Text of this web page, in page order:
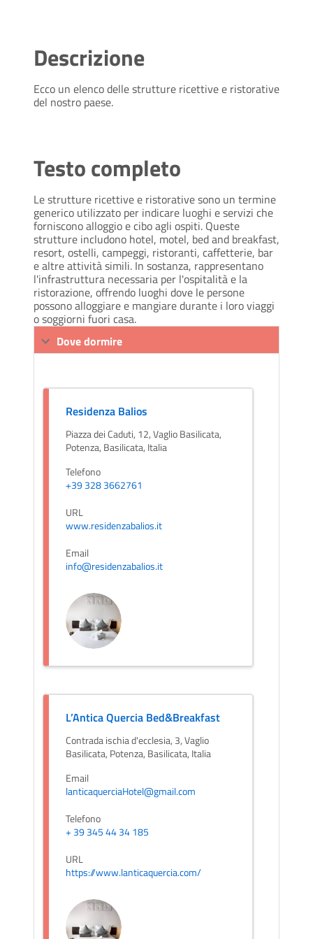
Descrizione
Ecco un elenco delle strutture ricettive e ristorative
del nostro paese.
Testo completo
Le strutture ricettive e ristorative sono un termine
generico utilizzato per indicare luoghi e servizi che
forniscono alloggio e cibo agli ospiti. Queste
strutture includono hotel, motel, bed and breakfast,
resort, ostelli, campeggi, ristoranti, caffetterie, bar
e altre attività simili. In sostanza, rappresentano
l'infrastruttura necessaria per l'ospitalità e la
ristorazione, offrendo luoghi dove le persone
possono alloggiare e mangiare durante i loro viaggi
o soggiorni fuori casa.
Dove dormire
Residenza Balios
Piazza dei Caduti, 12, Vaglio Basilicata,
Potenza, Basilicata, Italia
Telefono
+39 328 3662761
URL
www.residenzabalios.it
Email
info@residenzabalios.it
L’Antica Quercia Bed&Breakfast
Contrada ischia d'ecclesia, 3, Vaglio
Basilicata, Potenza, Basilicata, Italia
Email
lanticaquerciaHotel@gmail.com
Telefono
+ 39 345 44 34 185
URL
https://www.lanticaquercia.com/